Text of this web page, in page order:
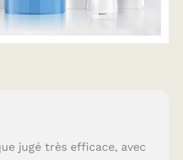
jugé très efficace, avec